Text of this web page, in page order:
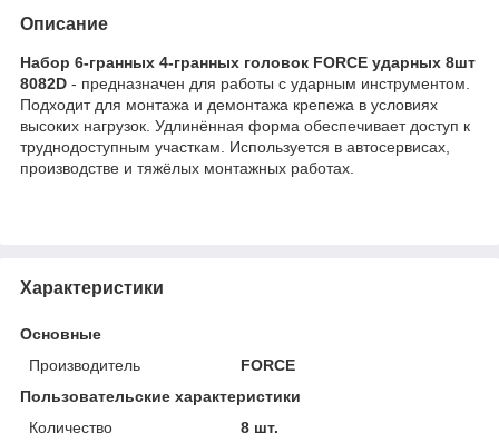
Описание
Набор 6-гранных 4-гранных головок FORCE ударных 8шт
8082D - предназначен для работы с ударным инструментом.
Подходит для монтажа и демонтажа крепежа в условиях
высоких нагрузок. Удлинённая форма обеспечивает доступ к
труднодоступным участкам. Используется в автосервисах,
производстве и тяжёлых монтажных работах.
Характеристики
Основные
Производитель
FORCE
Пользовательские характеристики
Количество
8 шт.